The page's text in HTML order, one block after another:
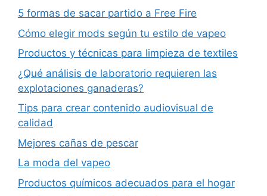
5 formas de sacar partido a Free Fire
Cómo elegir mods según tu estilo de vapeo
Productos y técnicas para limpieza de textiles
¿Qué análisis de laboratorio requieren las
explotaciones ganaderas?
Tips para crear contenido audiovisual de
calidad
Mejores cañas de pescar
La moda del vapeo
Productos químicos adecuados para el hogar